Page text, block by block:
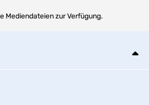
Mediendateien zur Verfügung.